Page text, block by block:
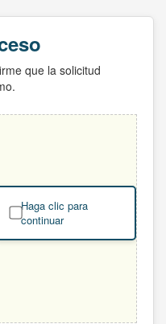
que la solicitud
Haga clic para
continuar